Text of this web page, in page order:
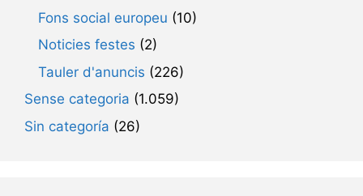
Fons social europeu (10)
Noticies festes (2)
Tauler d'anuncis (226)
Sense categoria (1.059)
Sin categoría (26)